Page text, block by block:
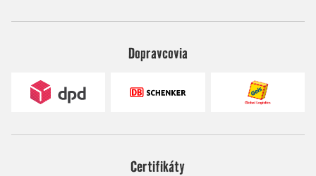
Dopravcovia
Certifikáty